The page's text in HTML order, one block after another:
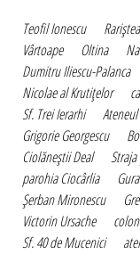
Teofil Ionescu Rariştea
Vârtoape
Oltina
Dumitru Iliescu-Palanca
Nicolae al Krutiţelor
Sf. Trei Ierarhi
Grigorie Georgescu
Ciolăneştii Deal
parohia Ciocârlia
Şerban Mironescu
Victorin Ursache
Sf. 40 de Mucenici